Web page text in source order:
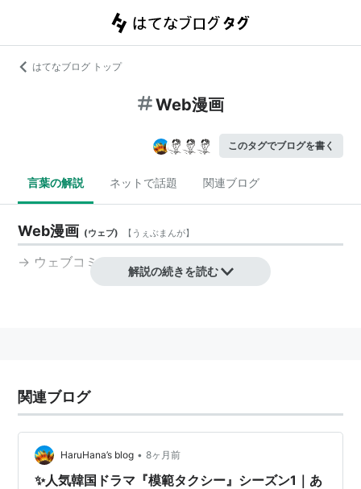
はてなブログ トップ
Web漫画
このタグでブログを書く
言葉の解説 ネットで話題 関連ブログ
Web漫画 (ウェブ) 【 うぇぶまんが】
→ ウェブコミック
解説の続きを読む
関連ブログ
HaruHana’s blog • 8ヶ月前
✨人気韓国ドラマ『模範タクシー』シーズン1｜あ